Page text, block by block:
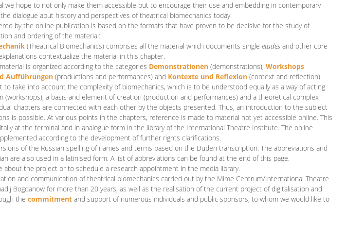
we hope to not only make them accessible but to encourage their use and embedding in contemporary
dialogue abut history and perspectives of theatrical biomechanics today.
by the online publication is based on the formats that have proven to be decisive for the study of
and ordering of the material:
(Theatrical Biomechanics) comprises all the material which documents single etudes and other core
contextualize the material in this chapter.
is organized according to the categories Demonstrationen (demonstrations), Workshops
Aufführungen (productions and performances) and Kontexte und Reflexion (context and reflection).
take into account the complexity of biomechanics, which is to be understood equally as a way of acting
(workshops), a basis and element of creation (production and performances) and a theoretical complex
chapters are connected with each other by the objects presented. Thus, an introduction to the subject
is possible. At various points in the chapters, reference is made to material not yet accessible online. This
at the terminal and in analogue form in the library of the International Theatre Institute. The online
according to the development of further rights clarifications.
of the Russian spelling of names and terms based on the Duden transcription. The abbreviations and
are also used in a latinised form. A list of abbreviations can be found at the end of this page.
about the project or to schedule a research appointment in the media library.
and communication of theatrical biomechanics carried out by the Mime Centrum/International Theatre
Bogdanow for more than 20 years, as well as the realisation of the current project of digitalisation and
the commitment and support of numerous individuals and public sponsors, to whom we would like to